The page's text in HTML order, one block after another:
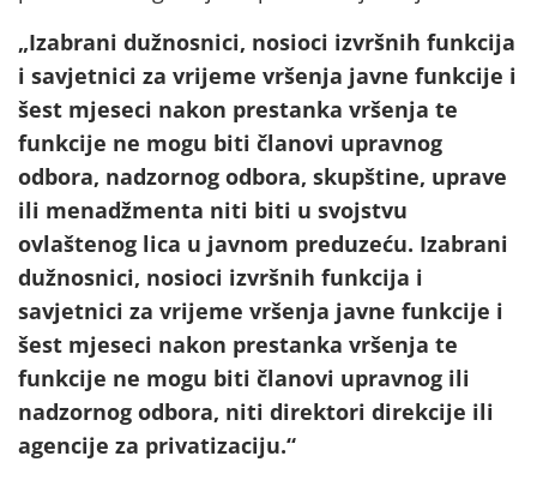
„Izabrani dužnosnici, nosioci izvršnih funkcija
i savjetnici za vrijeme vršenja javne funkcije i
šest mjeseci nakon prestanka vršenja te
funkcije ne mogu biti članovi upravnog
odbora, nadzornog odbora, skupštine, uprave
ili menadžmenta niti biti u svojstvu
ovlaštenog lica u javnom preduzeću. Izabrani
dužnosnici, nosioci izvršnih funkcija i
savjetnici za vrijeme vršenja javne funkcije i
šest mjeseci nakon prestanka vršenja te
funkcije ne mogu biti članovi upravnog ili
nadzornog odbora, niti direktori direkcije ili
agencije za privatizaciju.“